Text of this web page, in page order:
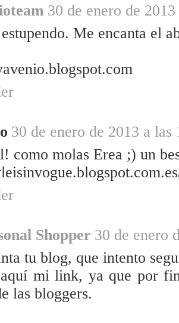
30 de enero de
Me encanta el
30 de enero de 2013 a las
como molas Erea ;) un
Shopper 30 de enero
tu blog, que intento
mi link, ya que por
las bloggers.